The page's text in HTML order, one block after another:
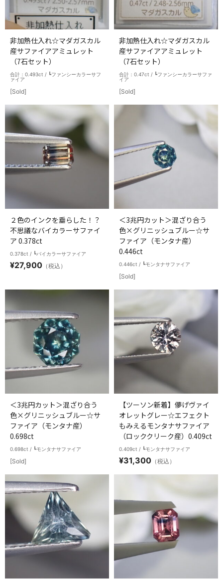
非加熱仕入れ☆マダガスカル
産サファイアアミュレット
（7石セット）
合計：0.493ct / ┗ファンシーカラーサフ
ァイア
[Sold]
非加熱仕入れ☆マダガスカル
産サファイアアミュレット
（7石セット）
合計：0.47ct / ┗ファンシーカラーサファ
イア
[Sold]
２色のインクを垂らした！？
不思議なバイカラーサファイ
ア 0.378ct
0.378ct / ┗バイカラーサファイア
¥27,900 （税込）
＜3兆円カット＞混ざり合う
色×グリニッシュブルー☆サ
ファイア（モンタナ産）
0.446ct
0.446ct / ┗モンタナサファイア
[Sold]
＜3兆円カット＞混ざり合う
色×グリニッシュブルー☆サ
ファイア（モンタナ産）
0.698ct
0.698ct / ┗モンタナサファイア
[Sold]
【ツーソン新着】儚げヴァイ
オレットグレー☆エフェクト
もみえるモンタナサファイア
（ロッククリーク産）0.409ct
0.409ct / ┗モンタナサファイア
¥31,300 （税込）